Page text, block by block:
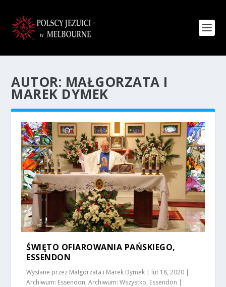
AUTOR: MAŁGORZATA I
MAREK DYMEK
ŚWIĘTO OFIAROWANIA PAŃSKIEGO,
ESSENDON
Wysłane przez Małgorzata i Marek Dymek | lut 18, 2020 |
Archiwum: Essendon,Archiwum: Wszystko, Essendon |